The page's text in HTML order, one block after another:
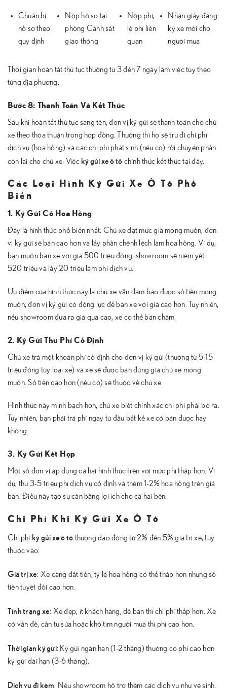
Chuẩn bị
hồ sơ theo
quy định
Nộp hồ sơ tại
phòng Cảnh sát
giao thông
Nộp phí,
lệ phí liên
quan
Nhận giấy đăng
ký xe mới cho
người mua
Thời gian hoàn tất thủ tục thường từ 3 đến 7 ngày làm việc tùy theo
từng địa phương.
Bước 8: Thanh Toán Và Kết Thúc
Sau khi hoàn tất thủ tục sang tên, đơn vị ký gửi sẽ thanh toán cho chủ
xe theo thỏa thuận trong hợp đồng. Thường thì họ sẽ trừ đi chi phí
dịch vụ (hoa hồng) và các chi phí phát sinh (nếu có) rồi chuyển phần
còn lại cho chủ xe. Việc ký gửi xe ô tô chính thức kết thúc tại đây.
Các Loại Hình Ký Gửi Xe Ô Tô Phổ
Biến
1. Ký Gửi Có Hoa Hồng
Đây là hình thức phổ biến nhất. Chủ xe đặt mức giá mong muốn, đơn
vị ký gửi sẽ bán cao hơn và lấy phần chênh lệch làm hoa hồng. Ví dụ,
bạn muốn bán xe với giá 500 triệu đồng, showroom sẽ niêm yết
520 triệu và lấy 20 triệu làm phí dịch vụ.
Ưu điểm của hình thức này là chủ xe vẫn đảm bảo được số tiền mong
muốn, đơn vị ký gửi có động lực để bán xe với giá cao hơn. Tuy nhiên,
nếu showroom đưa ra giá quá cao, xe có thể bán chậm.
2. Ký Gửi Thu Phí Cố Định
Chủ xe trả một khoản phí cố định cho đơn vị ký gửi (thường từ 5-15
triệu đồng tùy loại xe) và xe sẽ được bán đúng giá chủ xe mong
muốn. Số tiền cao hơn (nếu có) sẽ thuộc về chủ xe.
Hình thức này minh bạch hơn, chủ xe biết chính xác chi phí phải bỏ ra.
Tuy nhiên, bạn phải trả phí ngay từ đầu bất kể xe có bán được hay
không.
3. Ký Gửi Kết Hợp
Một số đơn vị áp dụng cả hai hình thức trên với mức phí thấp hơn. Ví
dụ, thu 3-5 triệu phí dịch vụ cố định và thêm 1-2% hoa hồng trên giá
bán. Điều này tạo sự cân bằng lợi ích cho cả hai bên.
Chi Phí Khi Ký Gửi Xe Ô Tô
Chi phí ký gửi xe ô tô thường dao động từ 2% đến 5% giá trị xe, tùy
thuộc vào:
Giá trị xe: Xe càng đắt tiền, tỷ lệ hoa hồng có thể thấp hơn nhưng số
tiền tuyệt đối cao hơn.
Tình trạng xe: Xe đẹp, ít khách hàng, dễ bán thì chi phí thấp hơn. Xe
có vấn đề, cần tu sửa hoặc khó tìm người mua thì phí cao hơn.
Thời gian ký gửi: Ký gửi ngắn hạn (1-2 tháng) thường có phí cao hơn
ký gửi dài hạn (3-6 tháng).
Dịch vụ đi kèm: Nếu showroom hỗ trợ thêm các dịch vụ như vệ sinh,